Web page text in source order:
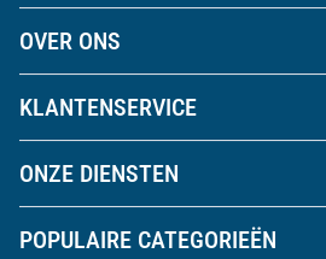
OVER ONS
KLANTENSERVICE
ONZE DIENSTEN
POPULAIRE CATEGORIEËN